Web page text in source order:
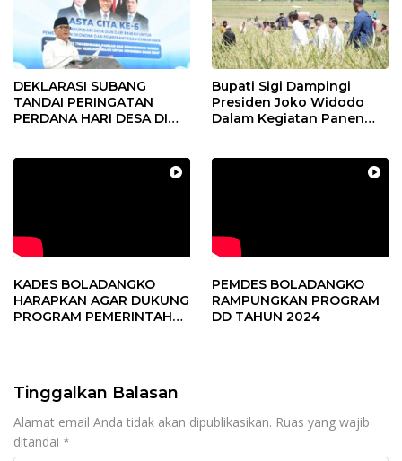
DEKLARASI SUBANG
TANDAI PERINGATAN
PERDANA HARI DESA DI
Bupati Sigi Dampingi
Presiden Joko Widodo
Dalam Kegiatan Panen
KADES BOLADANGKO
HARAPKAN AGAR DUKUNG
PROGRAM PEMERINTAH
PEMDES BOLADANGKO
RAMPUNGKAN PROGRAM
DD TAHUN 2024
Tinggalkan Balasan
Alamat email Anda tidak akan dipublikasikan. Ruas yang wajib
ditandai *